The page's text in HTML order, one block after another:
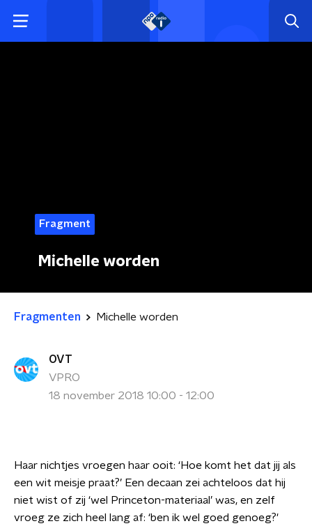
Fragment
Michelle worden
Fragmenten Michelle worden
OVT
VPRO
18 november 2018 10:00 - 12:00
Haar nichtjes vroegen haar ooit: ‘Hoe komt het dat jij als
een wit meisje praat?’ Een decaan zei achteloos dat hij
niet wist of zij ‘wel Princeton-materiaal’ was, en zelf
vroeg ze zich heel lang af: ‘ben ik wel goed genoeg?'